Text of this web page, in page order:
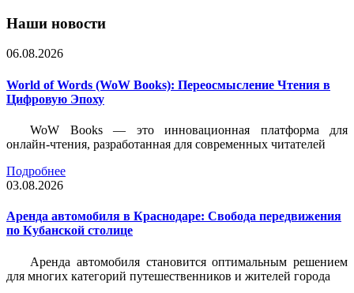
Наши новости
06.08.2026
World of Words (WoW Books): Переосмысление Чтения в
Цифровую Эпоху
WoW Books — это инновационная платформа для
онлайн-чтения, разработанная для современных читателей
Подробнее
03.08.2026
Аренда автомобиля в Краснодаре: Свобода передвижения
по Кубанской столице
Аренда автомобиля становится оптимальным решением
для многих категорий путешественников и жителей города